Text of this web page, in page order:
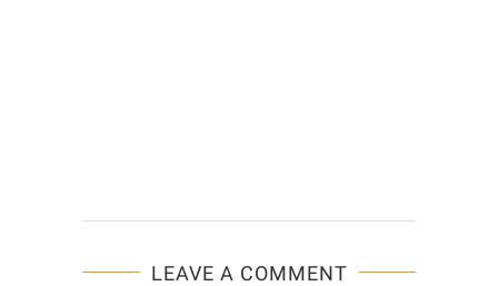
LEAVE A COMMENT